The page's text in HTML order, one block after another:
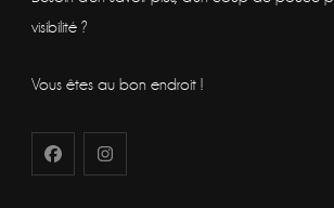
visibilité ?
Vous êtes au bon endroit !